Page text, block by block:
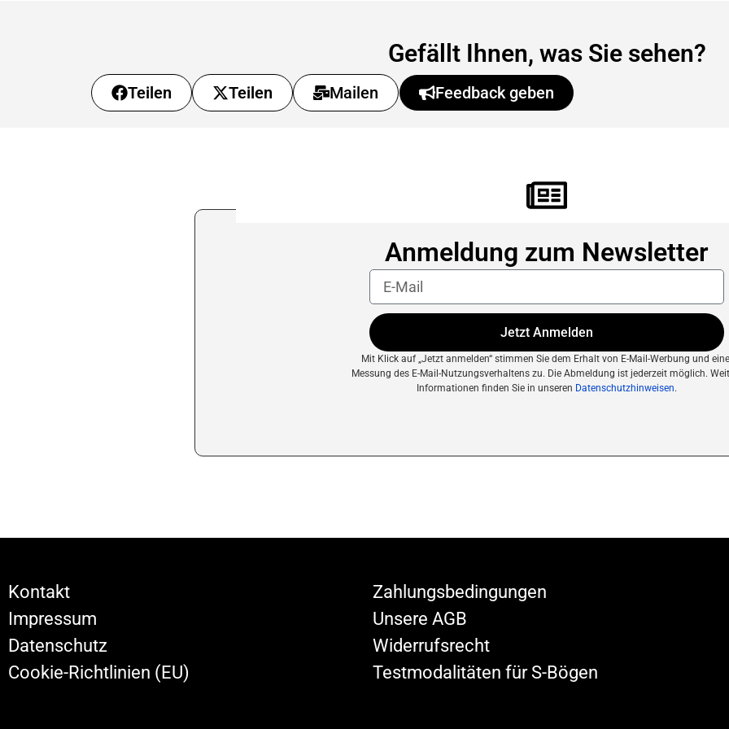
Gefällt Ihnen, was Sie sehen?
Teilen Teilen Mailen Feedback geben
Anmeldung zum Newsletter
Jetzt Anmelden
Mit Klick auf „Jetzt anmelden“ stimmen Sie dem Erhalt von E-Mail-Werbung und
Messung des E-Mail-Nutzungsverhaltens zu. Die Abmeldung ist jederzeit möglich.
Informationen finden Sie in unseren Datenschutzhinweisen.
Kontakt
Impressum
Datenschutz
Cookie-Richtlinien (EU)
Zahlungsbedingungen
Unsere AGB
Widerrufsrecht
Testmodalitäten für S-Bögen